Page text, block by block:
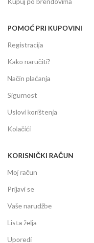
POMOĆ PRI KUPOVINI
Registracija
Kako naručiti?
Način plaćanja
Sigurnost
Uslovi korištenja
Kolačići
KORISNIČKI RAČUN
Moj račun
Prijavi se
Vaše narudžbe
Lista želja
Uporedi